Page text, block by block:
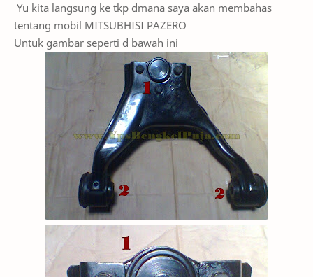
Yu kita langsung ke tkp dmana saya akan membahas
tentang mobil MITSUBHISI PAZERO
Untuk gambar seperti d bawah ini